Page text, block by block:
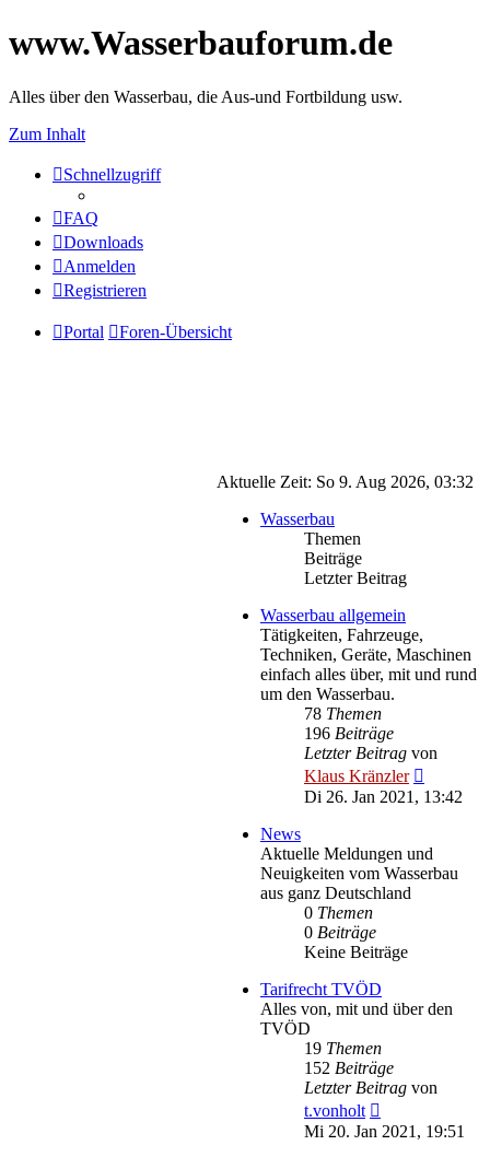
www.Wasserbauforum.de
Alles über den Wasserbau, die Aus-und Fortbildung usw.
Zum Inhalt
Schnellzugriff
FAQ
Downloads
Anmelden
Registrieren
Portal Foren-Übersicht
Aktuelle Zeit: So 9. Aug 2026, 03:32
Wasserbau
Themen
Beiträge
Letzter Beitrag
Wasserbau allgemein
Tätigkeiten, Fahrzeuge,
Techniken, Geräte, Maschinen
einfach alles über, mit und rund
um den Wasserbau.
78 Themen
196 Beiträge
Letzter Beitrag von
Klaus Kränzler
Beitrag
Di 26. Jan 2021, 13:42
News
Aktuelle Meldungen und
Neuigkeiten vom Wasserbau
aus ganz Deutschland
0 Themen
0 Beiträge
Keine Beiträge
Tarifrecht TVÖD
Alles von, mit und über den
TVÖD
19 Themen
152 Beiträge
Letzter Beitrag von
t.vonholt
Beitrag
Mi 20. Jan 2021, 19:51